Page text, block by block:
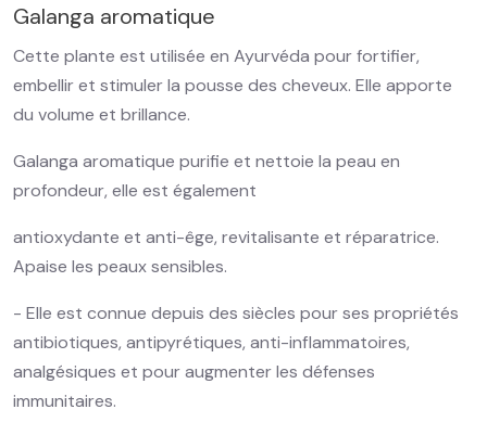
Galanga aromatique
Cette plante est utilisée en Ayurvéda pour fortifier,
embellir et stimuler la pousse des cheveux. Elle apporte
du volume et brillance.
Galanga aromatique purifie et nettoie la peau en
profondeur, elle est également
antioxydante et anti-êge, revitalisante et réparatrice.
Apaise les peaux sensibles.
- Elle est connue depuis des siècles pour ses propriétés
antibiotiques, antipyrétiques, anti-inflammatoires,
analgésiques et pour augmenter les défenses
immunitaires.